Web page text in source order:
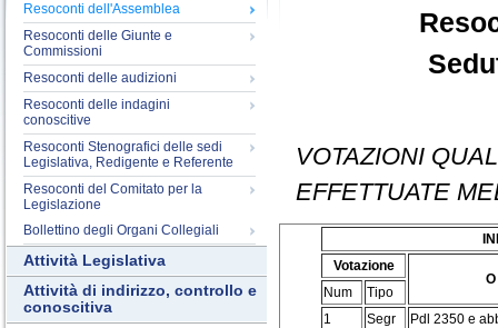
Resoconti dell'Assemblea
Resoconti delle Giunte e
Commissioni
Resoconti delle audizioni
Resoconti delle indagini
conoscitive
Resoconti Stenografici delle sedi
Legislativa, Redigente e Referente
Resoconti del Comitato per la
Legislazione
Bollettino degli Organi Collegiali
Attività Legislativa
Attività di indirizzo, controllo e
conoscitiva
VOTAZIONI
EFFETTUATE
Votazione
O
Num
Tipo
1
Segr
Pdl 2350 e